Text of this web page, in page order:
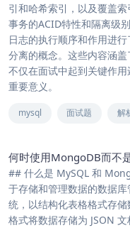
引和哈希索引，以及覆盖
事务的ACID特性和隔离级
日志的执行顺序和作用进
分离的概念。这些内容涵
不仅在面试中起到关键作
重要意义。
mysql 面试题 解
何时使用MongoDB而不
## 什么是 MySQL 和
于存储和管理数据的数据
统，以结构化表格格式存
格式将数据存储为 JSON